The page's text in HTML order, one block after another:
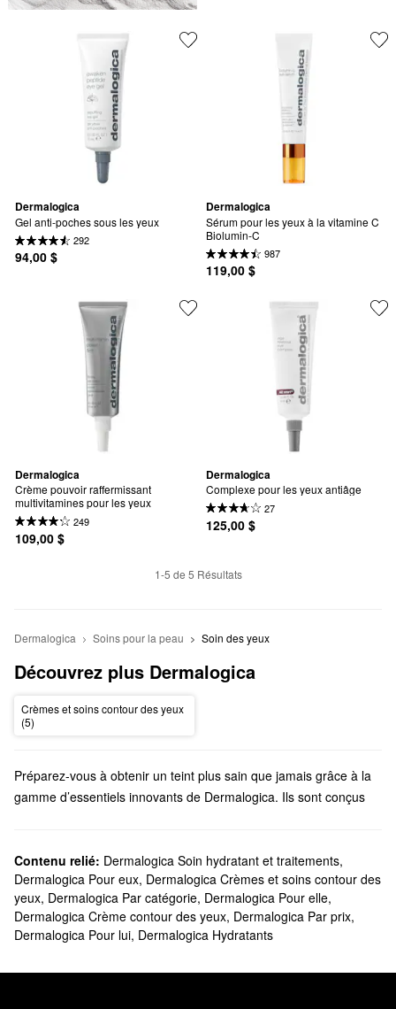
Dermalogica
Gel anti-poches sous les yeux
292
94,00 $
Dermalogica
Sérum pour les yeux à la vitamine C
Biolumin-C
987
119,00 $
Dermalogica
Crème pouvoir raffermissant
multivitamines pour les yeux
249
109,00 $
Dermalogica
Complexe pour les yeux antiâge
27
125,00 $
1-5 de 5 Résultats
Dermalogica Soins pour la peau Soin des yeux
Découvrez plus Dermalogica
Crèmes et soins contour des yeux
(5)
Préparez-vous à obtenir un teint plus sain que jamais grâce à la
gamme d’essentiels innovants de Dermalogica. Ils sont conçus
nettoyants, hydratants, soins et autres.
Sephora offre-t-elle Dermalogica?
Sephora offre de nombreux essentiels desoins pour la peau
Dermalogica. Si vous êtes à la recherche d’un nouveau nettoyant
pour le visage , nous avons des produits pour contrôler les pores,
Contenu relié: Dermalogica Soin hydratant et traitements,
Dermalogica Pour eux, Dermalogica Crèmes et soins contour des
yeux, Dermalogica Par catégorie, Dermalogica Pour elle,
Dermalogica Crème contour des yeux, Dermalogica Par prix,
Dermalogica Pour lui, Dermalogica Hydratants